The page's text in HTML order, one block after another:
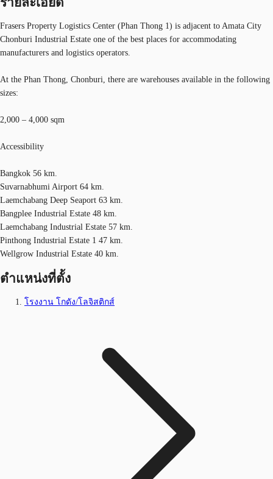
Frasers Property Logistics Center (Phan Thong 1) is adjacent to Amata City
Chonburi Industrial Estate one of the best places for accommodating
manufacturers and logistics operators.
At the Phan Thong, Chonburi, there are warehouses available in the following
sizes:
2,000 – 4,000 sqm
Accessibility
Bangkok 56 km.
Suvarnabhumi Airport 64 km.
Laemchabang Deep Seaport 63 km.
Bangplee Industrial Estate 48 km.
Laemchabang Industrial Estate 57 km.
Pinthong Industrial Estate 1 47 km.
Wellgrow Industrial Estate 40 km.
ตำแหน่งที่ตั้ง
โรงงาน โกดัง/โลจิสติกส์